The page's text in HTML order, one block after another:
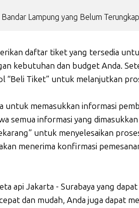
Lampung yang Belum Terungkap
daftar tiket yang tersedia
kebutuhan dan budget Anda.
“Beli Tiket” untuk melanjutkan
untuk memasukkan informasi
semua informasi yang
untuk menyelesaikan
menerima konfirmasi
api Jakarta - Surabaya yang
dan mudah, Anda juga dapat